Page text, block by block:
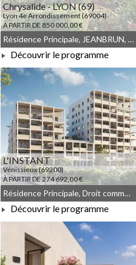
Chrysalide - LYON (69)
Lyon 4e Arrondissement (69004)
À PARTIR DE 850 000,00 €
À PARTIR DE 850 000,00 €
Résidence Principale, JEANBRUN, Meublé non géré, Droit commun
Découvrir le programme
L'INSTANT
Vénissieux (69200)
À PARTIR DE 274 692,00 €
À PARTIR DE 274 692,00 €
Résidence Principale, Droit commun, Meublé non géré, JEANBRUN
Découvrir le programme